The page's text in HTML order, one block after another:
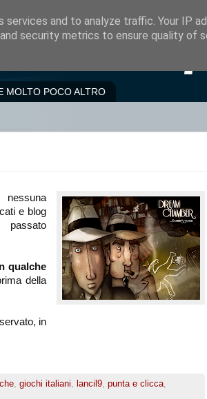
MOLTO POCO ALTRO
e blog
qualche
della
in
giochi italiani lancil9 punta e clicca
and to analyze traffic. Your IP
security metrics to ensure quality of